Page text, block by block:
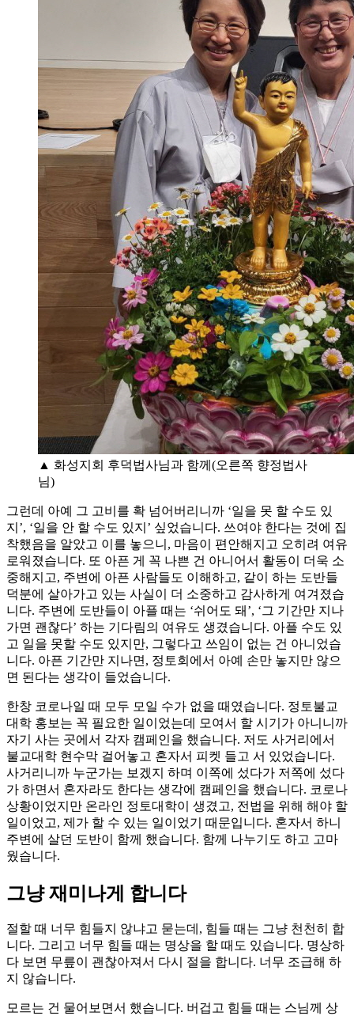
▲ 화성지회 후덕법사님과 함께(오른쪽 향정법사
님)
그런데 아예 그 고비를 확 넘어버리니까 ‘일을 못 할 수도 있
지’, ‘일을 안 할 수도 있지’ 싶었습니다. 쓰여야 한다는 것에 집
착했음을 알았고 이를 놓으니, 마음이 편안해지고 오히려 여유
로워졌습니다. 또 아픈 게 꼭 나쁜 건 아니어서 활동이 더욱 소
중해지고, 주변에 아픈 사람들도 이해하고, 같이 하는 도반들
덕분에 살아가고 있는 사실이 더 소중하고 감사하게 여겨졌습
니다. 주변에 도반들이 아플 때는 ‘쉬어도 돼’, ‘그 기간만 지나
가면 괜찮다’ 하는 기다림의 여유도 생겼습니다. 아플 수도 있
고 일을 못할 수도 있지만, 그렇다고 쓰임이 없는 건 아니었습
니다. 아픈 기간만 지나면, 정토회에서 아예 손만 놓지만 않으
면 된다는 생각이 들었습니다.
한창 코로나일 때 모두 모일 수가 없을 때였습니다. 정토불교
대학 홍보는 꼭 필요한 일이었는데 모여서 할 시기가 아니니까
자기 사는 곳에서 각자 캠페인을 했습니다. 저도 사거리에서
불교대학 현수막 걸어놓고 혼자서 피켓 들고 서 있었습니다.
사거리니까 누군가는 보겠지 하며 이쪽에 섰다가 저쪽에 섰다
가 하면서 혼자라도 한다는 생각에 캠페인을 했습니다. 코로나
상황이었지만 온라인 정토대학이 생겼고, 전법을 위해 해야 할
일이었고, 제가 할 수 있는 일이었기 때문입니다. 혼자서 하니
주변에 살던 도반이 함께 했습니다. 함께 나누기도 하고 고마
웠습니다.
그냥 재미나게 합니다
절할 때 너무 힘들지 않냐고 묻는데, 힘들 때는 그냥 천천히 합
니다. 그리고 너무 힘들 때는 명상을 할 때도 있습니다. 명상하
다 보면 무릎이 괜찮아져서 다시 절을 합니다. 너무 조급해 하
지 않습니다.
모르는 건 물어보면서 했습니다. 버겁고 힘들 때는 스님께 상